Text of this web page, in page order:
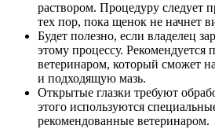
раствором. Процедуру следует
тех пор, пока щенок не начнет
Будет полезно, если владелец
этому процессу. Рекомендуется
ветеринаром, который сможет
и подходящую мазь.
Открытые глазки требуют
этого используются
рекомендованные ветеринаром.